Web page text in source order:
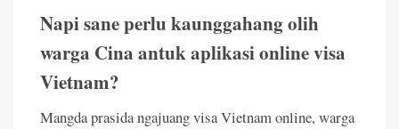
Napi sane perlu kaunggahang olih
warga Cina antuk aplikasi online visa
Vietnam?
Mangda prasida ngajuang visa Vietnam online, warga